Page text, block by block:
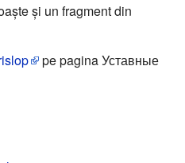
și un fragment din
pe pagina Уставные